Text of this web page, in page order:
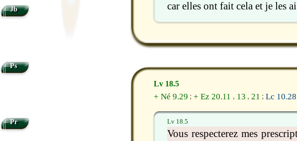
car elles ont fait cela et je les
Lv 18.5
+ Né 9.29 ;+ Ez 20.11 , 13 , 21 ;Lc 10.28
Lv 18.5
Vous respecterez mes
Jb
Ps
Pr